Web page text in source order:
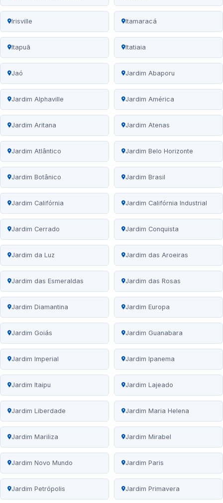
Irisville Itamaracá
Itapuã Itatiaia
Jaó Jardim Abaporu
Jardim Alphaville Jardim América
Jardim Aritana Jardim Atenas
Jardim Atlântico Jardim Belo Horizonte
Jardim Botânico Jardim Brasil
Jardim Califórnia Jardim Califórnia Industrial
Jardim Cerrado Jardim Conquista
Jardim da Luz Jardim das Aroeiras
Jardim das Esmeraldas Jardim das Rosas
Jardim Diamantina Jardim Europa
Jardim Goiás Jardim Guanabara
Jardim Imperial Jardim Ipanema
Jardim Itaipu Jardim Lajeado
Jardim Liberdade Jardim Maria Helena
Jardim Mariliza Jardim Mirabel
Jardim Novo Mundo Jardim Paris
Jardim Petrópolis Jardim Primavera